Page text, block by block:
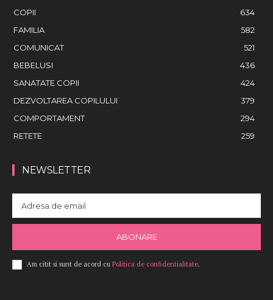
COPII
634
FAMILIA
582
COMUNICAT
521
BEBELUSI
436
SANATATE COPII
424
DEZVOLTAREA COPILULUI
379
COMPORTAMENT
294
RETETE
259
NEWSLETTER
ABONARE
Am citit si sunt de acord cu Politica de confidentialitate.